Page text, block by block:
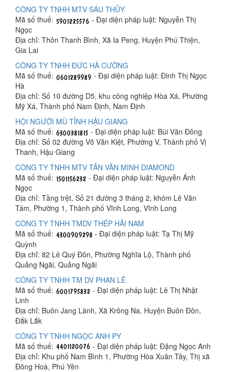
CÔNG TY TNHH MTV SÁU THỦY
Mã số thuế:
- Đại diện pháp luật: Nguyễn Thị
Ngọc
Địa chỉ: Thôn Thanh Bình, Xã Ia Peng, Huyện Phú Thiện,
Gia Lai
CÔNG TY TNHH ĐỨC HÀ CƯỜNG
Mã số thuế:
- Đại diện pháp luật: Đinh Thị Ngọc
Hà
Địa chỉ: Số 10 đường D5, khu công nghiệp Hòa Xá, Phường
Mỹ Xá, Thành phố Nam Định, Nam Định
HỘI NGƯỜI MÙ TỈNH HẬU GIANG
Mã số thuế:
- Đại diện pháp luật: Bùi Văn Đông
Địa chỉ: Số 02 đường Võ Văn Kiệt, Phường V, Thành phố Vị
Thanh, Hậu Giang
CÔNG TY TNHH MTV TÂN VĂN MINH DIAMOND
Mã số thuế:
- Đại diện pháp luật: Nguyễn Ánh
Ngọc
Địa chỉ: Tầng trệt, Số 21 đường 3 tháng 2, khóm Lê Văn
Tám, Phường 1, Thành phố Vĩnh Long, Vĩnh Long
CÔNG TY TNHH TMDV THÉP HẢI NAM
Mã số thuế:
- Đại diện pháp luật: Tạ Thị Mỹ
Quỳnh
Địa chỉ: 82 Lê Quý Đôn, Phường Nghĩa Lộ, Thành phố
Quảng Ngãi, Quảng Ngãi
CÔNG TY TNHH TM DV PHAN LÊ
Mã số thuế:
- Đại diện pháp luật: Lê Thị Nhật
Linh
Địa chỉ: Buôn Jang Lành, Xã Krông Na, Huyện Buôn Đôn,
Đắk Lắk
CÔNG TY TNHH NGỌC ANH PY
Mã số thuế:
- Đại diện pháp luật: Đặng Ngọc Anh
Địa chỉ: Khu phố Nam Bình 1, Phường Hòa Xuân Tây, Thị xã
Đông Hoà, Phú Yên